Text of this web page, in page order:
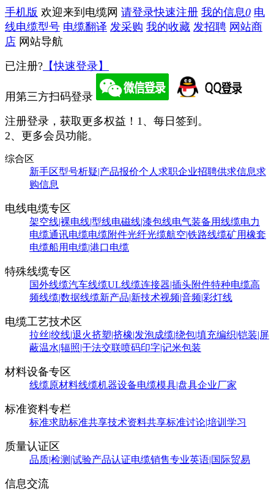
手机版 欢迎来到电缆网 请登录快速注册 我的信息0 电
线电缆型号 电缆翻译 发采购 我的收藏 发招聘 网站商
店 网站导航
已注册? 【快速登录】
用第三方扫码登录
注册登录，获取更多权益！ 1、每日签到。
2、更多会员功能。
综合区
新手区型号析疑|产品报价个人求职企业招聘供求信息求
购信息
电线电缆专区
架空线|裸电线|型线电磁线|漆包线电气装备用线缆电力
电缆通讯电缆电缆附件光纤光缆航空|铁路线缆矿用橡套
电缆船用电缆|港口电缆
特殊线缆专区
国外线缆汽车线缆UL线缆连接器|插头附件特种电缆高
频线缆|数据线缆新产品|新技术视频|音频|彩灯线
电缆工艺技术区
拉丝|绞线|退火挤塑|挤橡|发泡成缆|绕包|填充编织|铠装|屏
蔽温水|辐照|干法交联喷码印字|记米包装
材料设备专区
线缆原材料线缆机器设备电缆模具|盘具企业厂家
标准资料专栏
标准求助标准共享技术资料共享标准讨论|培训学习
质量认证区
品质|检测|试验产品认证电缆销售专业英语|国际贸易
信息交流